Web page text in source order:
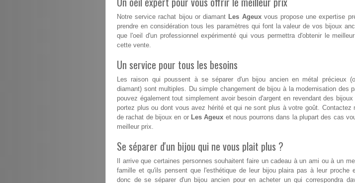
Notre service rachat bijou or diamant Les Ageuxvous propose une expertise
prendre en considération tous les paramètres qui font la valeur de vos bijoux
que l'oeil d'un professionnel expérimenté qui vous permettra d'obtenir le
cette vente.
Un service pour tous les besoins
Les raison qui poussent à se séparer d'un bijou ancien en métal précieux
diamant) sont multiples. Du simple changement de bijou à la modernisation des
pouvez également tout simplement avoir besoin d'argent en revendant des
portez plus ou dont vous avez hérité et qui ne sont plus à votre goût. Contactez
de rachat de bijoux en or Les Ageux et nous pourrons dans la plupart des cas
meilleur prix.
Se séparer d'un bijou qui ne vous plait plus ?
Il arrive que certaines personnes souhaitent faire un cadeau à un ami ou à un
famille et qu'ils pensent que l'esthétique de leur bijou plaira pas à leur proche
donc de se séparer d'un bijou ancien pour en acheter un qui correspondra